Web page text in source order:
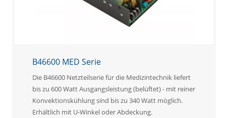
B46600 MED Serie
Die B46600 Netzteilserie für die Medizintechnik liefert
bis zu 600 Watt Ausgangsleistung (belüftet) - mit reiner
Konvektionskühlung sind bis zu 340 Watt möglich.
Erhältlich mit U-Winkel oder Abdeckung.